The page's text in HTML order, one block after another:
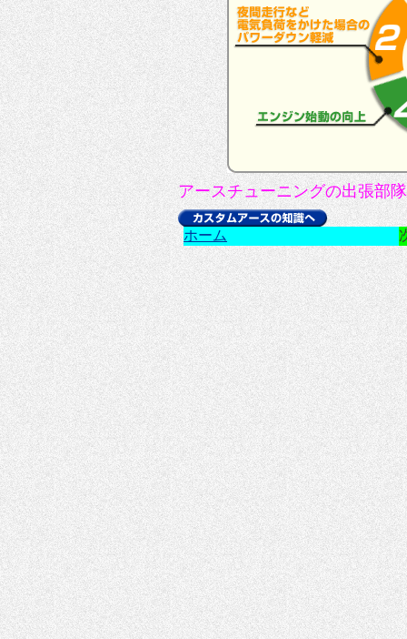
アースチューニングの出張
ホーム